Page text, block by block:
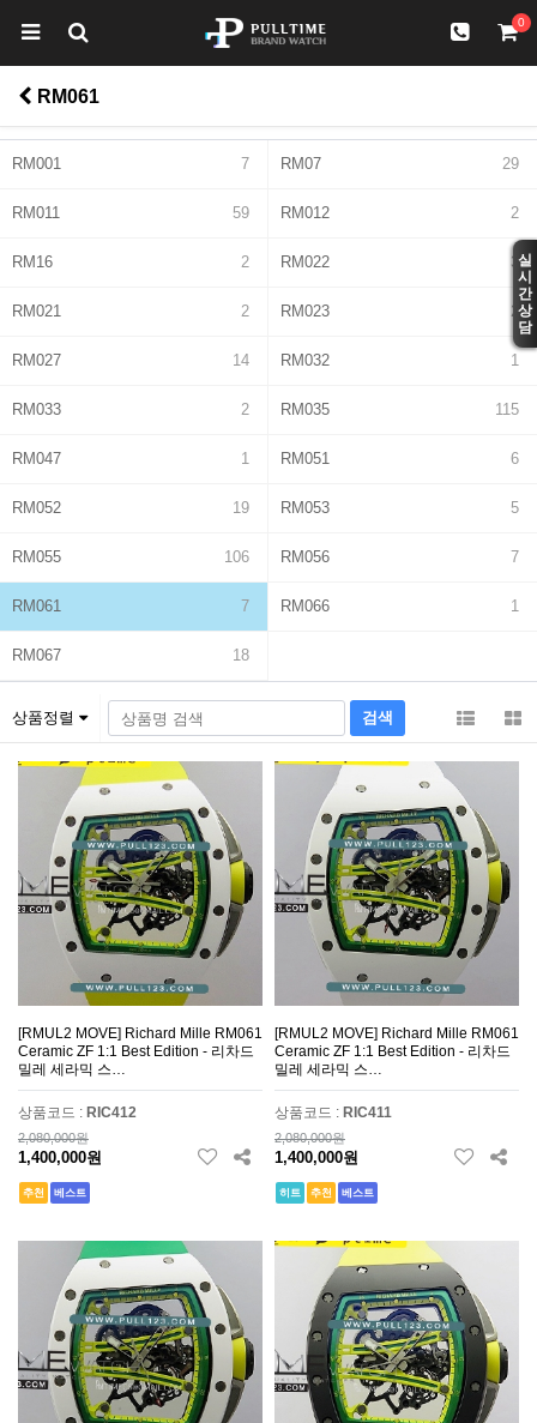
실
시
간
상
담
0
RM061
RM001 7 RM07 29
RM011 59 RM012 2
RM16 2 RM022 3
RM021 2 RM023 2
RM027 14 RM032 1
RM033 2 RM035 115
RM047 1 RM051 6
RM052 19 RM053 5
RM055 106 RM056 7
RM061 7 RM066 1
RM067 18
상품정렬
[RMUL2 MOVE] Richard Mille RM061
Ceramic ZF 1:1 Best Edition - 리차드
밀레 세라믹 스…
상품코드 : RIC412
2,080,000원
1,400,000원
추천 베스트
[RMUL2 MOVE] Richard Mille RM061
Ceramic ZF 1:1 Best Edition - 리차드
밀레 세라믹 스…
상품코드 : RIC411
2,080,000원
1,400,000원
히트 추천 베스트